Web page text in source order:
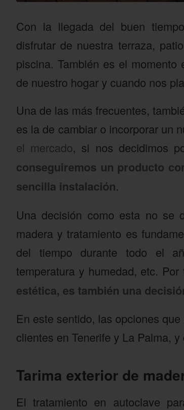
Con la llegada del buen
disfrutar de nuestra terraza,
piscina. También es el
de nuestro hogar y cuando nos
Una de las más frecuentes,
es la de cambiar o incorporar un
el mercado, si nos decidimos
conseguiremos un producto
sencilla instalación.
Una decisión como esta no se
madera y tratamiento es
del tiempo durante todo el
temperatura y humedad, etc. Por
estética, es también una
En este sentido, las opciones
clientes en Tenerife y La Palma,
Tarima exterior de
El tratamiento en autoclave